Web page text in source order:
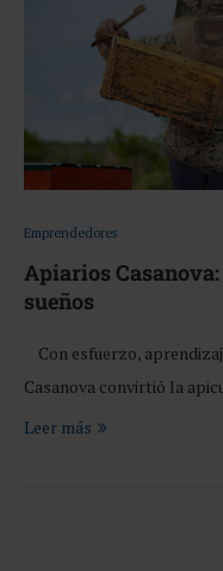
Emprendedores
Apiarios
sueños
Con esfuerzo,
Casanova convirtió la
Leer más